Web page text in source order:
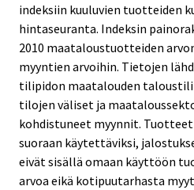
indeksiin kuuluvien tuotteiden
hintaseuranta. Indeksin
2010 maataloustuotteiden
myyntien arvoihin. Tietojen
tilipidon maatalouden
tilojen väliset ja
kohdistuneet myynnit.
suoraan käytettäviksi,
eivät sisällä omaan käyttöön
arvoa eikä kotipuutarhasta